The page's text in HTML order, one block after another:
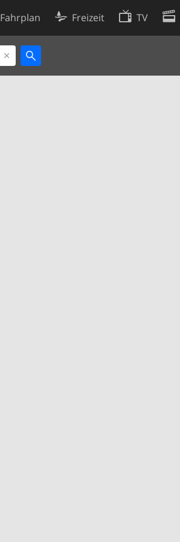
Fahrplan Freizeit TV
Cookie-Richtlinie
Cookie-Einstellungen